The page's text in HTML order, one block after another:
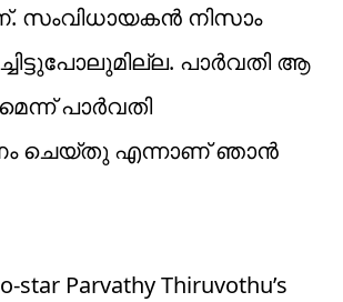
സംവിധായകൻ നിസാം
പാർവതി ആ
പാർവതി
ചെയ്തു എന്നാണ് ഞാൻ
star Parvathy Thiruvothu’s